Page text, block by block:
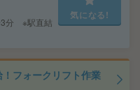
3分 ※駅直結
気になる!
フォークリフト作業